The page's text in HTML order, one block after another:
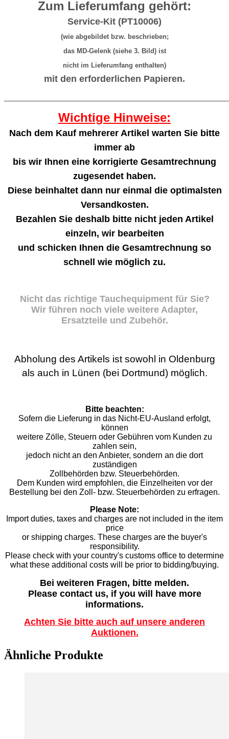
Zum Lieferumfang gehört:
Service-Kit (PT10006)
(wie abgebildet bzw. beschrieben;
das MD-Gelenk (siehe 3. Bild) ist
nicht im Lieferumfang enthalten)
mit den erforderlichen Papieren.
Wichtige Hinweise:
Nach dem Kauf mehrerer Artikel warten Sie bitte
immer ab
bis wir Ihnen eine korrigierte Gesamtrechnung
zugesendet haben.
Diese beinhaltet dann nur einmal die optimalsten
Versandkosten.
Bezahlen Sie deshalb bitte nicht jeden Artikel
einzeln, wir bearbeiten
und schicken Ihnen die Gesamtrechnung so
schnell wie möglich zu.
Nicht das richtige Tauchequipment für Sie?
Wir führen noch viele weitere Adapter,
Ersatzteile und Zubehör.
Abholung des Artikels ist sowohl in Oldenburg
als auch in Lünen (bei Dortmund) möglich.
Bitte beachten:
Sofern die Lieferung in das Nicht-EU-Ausland erfolgt,
können
weitere Zölle, Steuern oder Gebühren vom Kunden zu
zahlen sein,
jedoch nicht an den Anbieter, sondern an die dort
zuständigen
Zollbehörden bzw. Steuerbehörden.
Dem Kunden wird empfohlen, die Einzelheiten vor der
Bestellung bei den Zoll- bzw. Steuerbehörden zu erfragen.
Please Note:
Import duties, taxes and charges are not included in the item
price
or shipping charges. These charges are the buyer's
responsibility.
Please check with your country's customs office to determine
what these additional costs will be prior to bidding/buying.
Bei weiteren Fragen, bitte melden.
Please contact us, if you will have more
informations.
Achten Sie bitte auch auf unsere anderen
Auktionen.
Ähnliche Produkte